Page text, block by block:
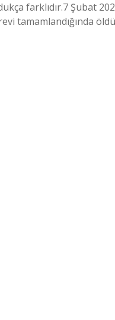
farklıdır.7 Şubat
tamamlandığında